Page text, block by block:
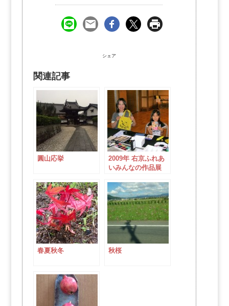
シェア
関連記事
圓山応挙
2009年 右京ふれあ
いみんなの作品展
春夏秋冬 秋桜